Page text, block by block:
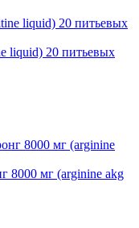
liquid) 20 питьевых
8000 мг (arginine akg